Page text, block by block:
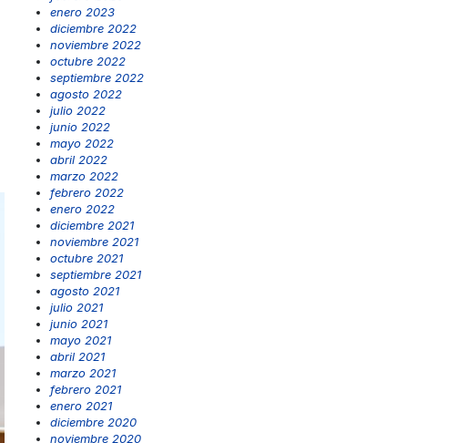
enero 2023
diciembre 2022
noviembre 2022
octubre 2022
septiembre 2022
agosto 2022
julio 2022
junio 2022
mayo 2022
abril 2022
marzo 2022
febrero 2022
enero 2022
diciembre 2021
noviembre 2021
octubre 2021
septiembre 2021
agosto 2021
julio 2021
junio 2021
mayo 2021
abril 2021
marzo 2021
febrero 2021
enero 2021
diciembre 2020
noviembre 2020